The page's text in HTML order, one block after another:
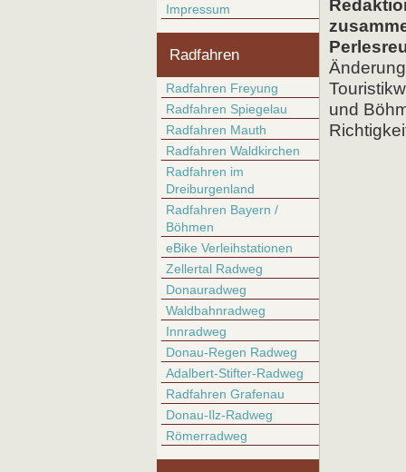
Impressum
Radfahren
Radfahren Freyung
Radfahren Spiegelau
Radfahren Mauth
Radfahren Waldkirchen
Radfahren im
Dreiburgenland
Radfahren Bayern /
Böhmen
eBike Verleihstationen
Zellertal Radweg
Donauradweg
Waldbahnradweg
Innradweg
Donau-Regen Radweg
Adalbert-Stifter-Radweg
Radfahren Grafenau
Donau-Ilz-Radweg
Römerradweg
und